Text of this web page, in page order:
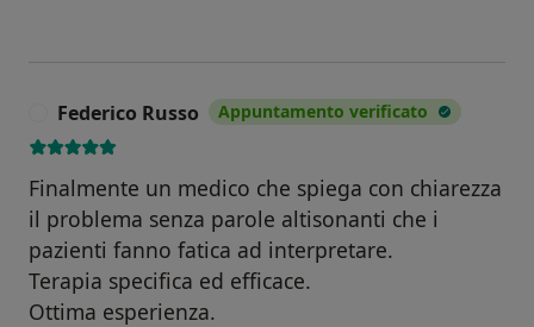
Federico Russo Appuntamento verificato
Finalmente un medico che spiega con chiarezza
il problema senza parole altisonanti che i
pazienti fanno fatica ad interpretare.
Terapia specifica ed efficace.
Ottima esperienza.